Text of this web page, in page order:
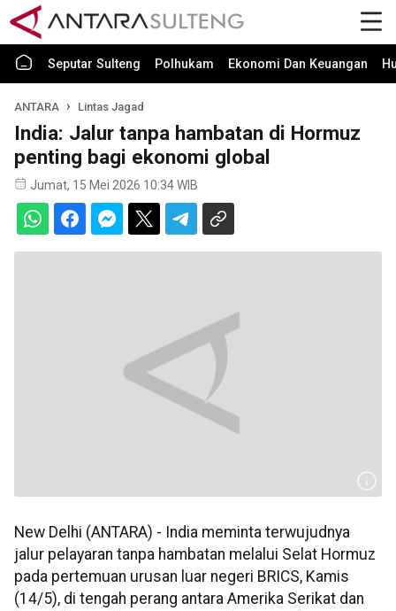
Seputar Sulteng Polhukam Ekonomi Dan Keuangan
ANTARA Lintas Jagad
India: Jalur tanpa hambatan di Hormuz
penting bagi ekonomi global
Jumat, 15 Mei 2026 10:34 WIB
New Delhi (ANTARA) - India meminta terwujudnya
jalur pelayaran tanpa hambatan melalui Selat Hormuz
pada pertemuan urusan luar negeri BRICS, Kamis
(14/5), di tengah perang antara Amerika Serikat dan